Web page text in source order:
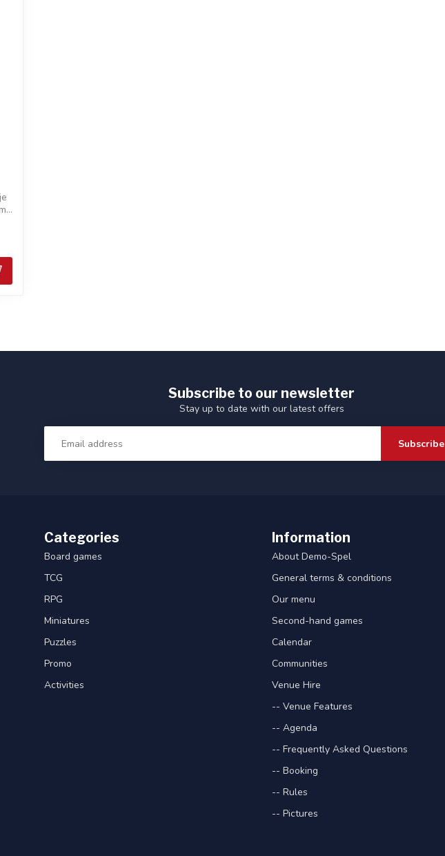
Subscribe to our newsletter
Stay up to date with our latest offers
Subscribe
Categories
Board games
TCG
RPG
Miniatures
Puzzles
Promo
Activities
Information
About Demo-Spel
General terms & conditions
Our menu
Second-hand games
Calendar
Communities
Venue Hire
-- Venue Features
-- Agenda
-- Frequently Asked Questions
-- Booking
-- Rules
-- Pictures